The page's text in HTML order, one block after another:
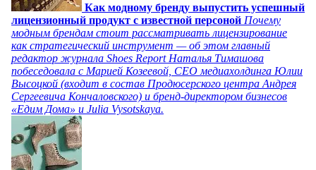
Как модному бренду выпустить успешный
лицензионный продукт с известной персоной Почему
модным брендам стоит рассматривать лицензирование
как стратегический инструмент — об этом главный
редактор журнала Shoes Report Наталья Тимашова
побеседовала с Марией Козеевой, СЕО медиахолдинга Юлии
Высоцкой (входит в состав Продюсерского центра Андрея
Сергеевича Кончаловского) и бренд-директором бизнесов
«Едим Дома» и Julia Vysotskaya.